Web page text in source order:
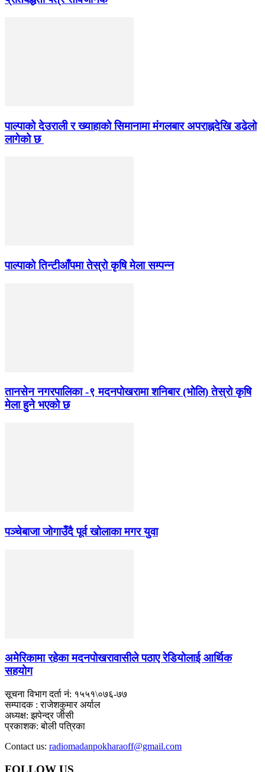
पाल्पाको देउराली र ख्याहाको सिमानामा मंगलबार अपराह्नदेखि डढेलो
लागेको छ
पाल्पाको तिन्टीआँपमा तेस्रो कृषि मेला सम्पन्न
तानसेन नगरपालिका -९ मदनपोखरामा शनिबार (भोलि) तेस्रो कृषि
मेला हुने भएको छ
पञ्चेबाजा जोगाउँदै पूर्व खोलाका मगर युवा
अमेरिकामा रहेका मदनपोखरावासीले पठाए रेडियोलाई आर्थिक
सहयोग
सूचना विभाग दर्ता नं: १५५१\०७६-७७
सम्पादक : राजेशकुमार अर्याल
अध्यक्ष: झपेन्द्र जीसी
प्रकाशक: बोली पत्रिका
Contact us: radiomadanpokharaoff@gmail.com
FOLLOW US